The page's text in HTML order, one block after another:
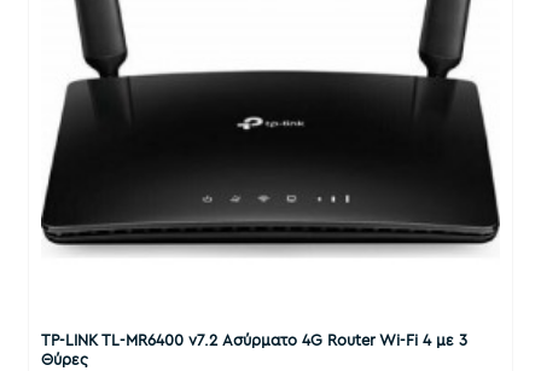
TP-LINK TL-MR6400 v7.2 Ασύρματο 4G Router Wi-Fi 4 με 3
Θύρες